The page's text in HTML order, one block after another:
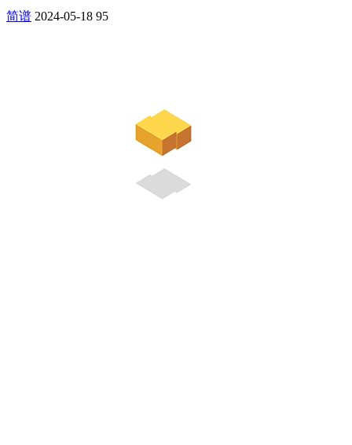
简谱 2024-05-18 95